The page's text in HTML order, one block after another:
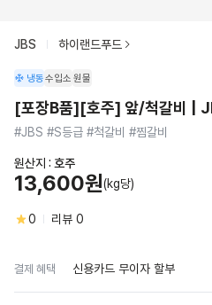
JBS 하이랜드푸드
냉동수입소 원물
[포장B품][호주] 앞/척갈비 |
#JBS #S등급 #척갈비 #찜갈비
원산지 : 호주
13,600원(kg당)
0 리뷰 0
결제 혜택 신용카드 무이자 할부